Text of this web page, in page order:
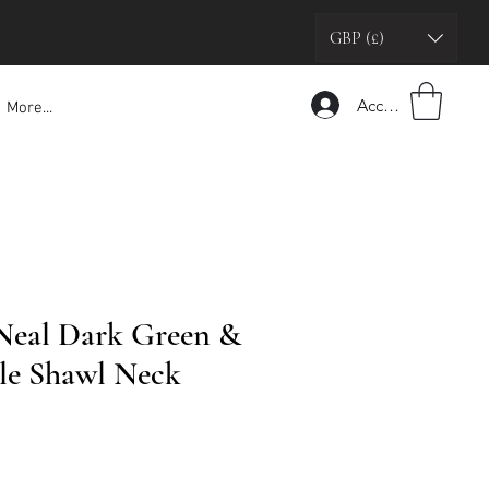
GBP (£)
More... Accedi
Dark Green &
Shawl Neck